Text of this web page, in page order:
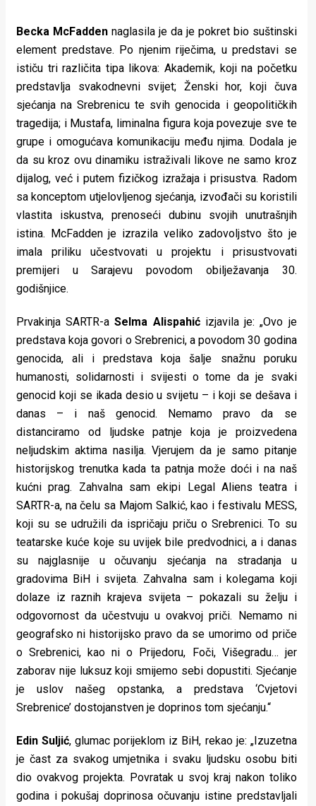
Becka McFaddennaglasila je da je pokret bio suštinski
element predstave. Po njenim riječima, u predstavi se
ističu tri različita tipa likova: Akademik, koji na početku
predstavlja svakodnevni svijet; Ženski hor, koji čuva
sjećanja na Srebrenicu te svih genocida i geopolitičkih
tragedija; i Mustafa, liminalna figura koja povezuje sve te
grupe i omogućava komunikaciju među njima. Dodala je
da su kroz ovu dinamiku istraživali likove ne samo kroz
dijalog, već i putem fizičkog izražaja i prisustva. Radom
sa konceptom utjelovljenog sjećanja, izvođači su koristili
vlastita iskustva, prenoseći dubinu svojih unutrašnjih
istina. McFadden je izrazila veliko zadovoljstvo što je
imala priliku učestvovati u projektu i prisustvovati
premijeri u Sarajevu povodom obilježavanja 30.
godišnjice.
Prvakinja SARTR-aSelma Alispahićizjavila je: „Ovo je
predstava koja govori o Srebrenici, a povodom 30 godina
genocida, ali i predstava koja šalje snažnu poruku
humanosti, solidarnosti i svijesti o tome da je svaki
genocid koji se ikada desio u svijetu – i koji se dešava i
danas – i naš genocid. Nemamo pravo da se
distanciramo od ljudske patnje koja je proizvedena
neljudskim aktima nasilja. Vjerujem da je samo pitanje
historijskog trenutka kada ta patnja može doći i na naš
kućni prag. Zahvalna sam ekipi Legal Aliens teatra i
SARTR-a, na čelu sa Majom Salkić, kao i festivalu MESS,
koji su se udružili da ispričaju priču o Srebrenici. To su
teatarske kuće koje su uvijek bile predvodnici, a i danas
su najglasnije u očuvanju sjećanja na stradanja u
gradovima BiH i svijeta. Zahvalna sam i kolegama koji
dolaze iz raznih krajeva svijeta – pokazali su želju i
odgovornost da učestvuju u ovakvoj priči. Nemamo ni
geografsko ni historijsko pravo da se umorimo od priče
o Srebrenici, kao ni o Prijedoru, Foči, Višegradu… jer
zaborav nije luksuz koji smijemo sebi dopustiti. Sjećanje
je uslov našeg opstanka, a predstava ‘Cvjetovi
Srebrenice’ dostojanstven je doprinos tom sjećanju.“
Edin Suljić, glumac porijeklom iz BiH, rekao je: „Izuzetna
je čast za svakog umjetnika i svaku ljudsku osobu biti
dio ovakvog projekta. Povratak u svoj kraj nakon toliko
godina i pokušaj doprinosa očuvanju istine predstavljali